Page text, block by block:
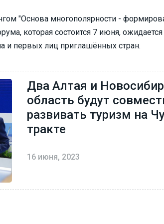
"Основа многополярности -
которая состоится 7 июня,
и первых лиц приглашённых стран.
Два Алтая и
область будут
развивать туризм на
тракте
16 июня, 2023